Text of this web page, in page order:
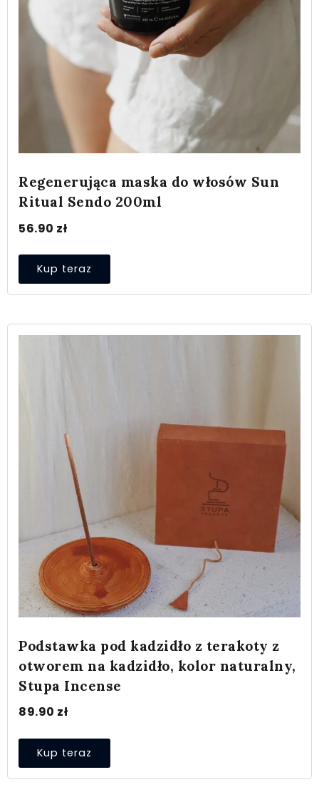
Regenerująca maska do włosów Sun
Ritual Sendo 200ml
56.90 zł
Kup teraz
Podstawka pod kadzidło z terakoty z
otworem na kadzidło, kolor naturalny,
Stupa Incense
89.90 zł
Kup teraz